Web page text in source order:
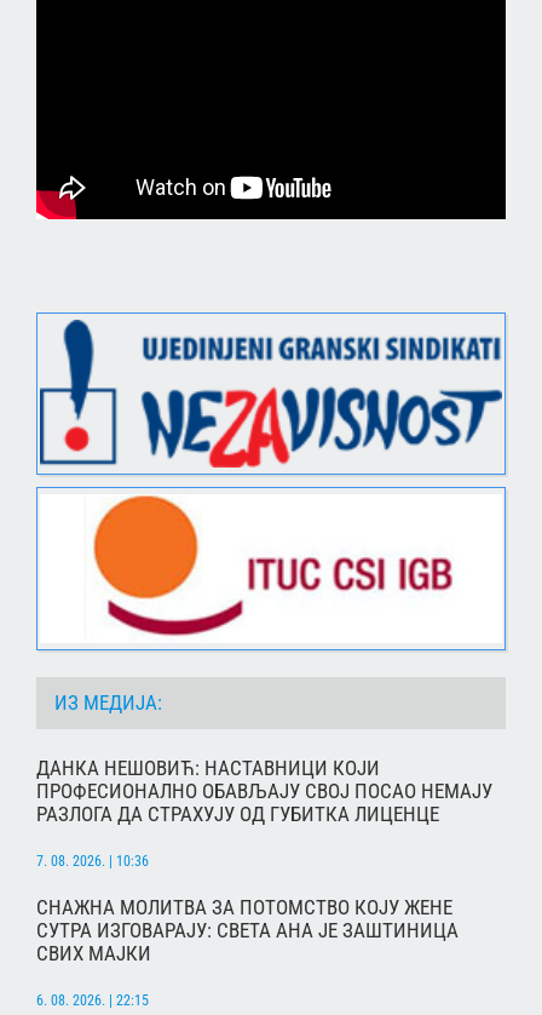
ИЗ МЕДИЈА:
ДАНКА НЕШОВИЋ: НАСТАВНИЦИ КОЈИ
ПРОФЕСИОНАЛНО ОБАВЉАЈУ СВОЈ ПОСАО НЕМАЈУ
РАЗЛОГА ДА СТРАХУЈУ ОД ГУБИТКА ЛИЦЕНЦЕ
7. 08. 2026. | 10:36
СНАЖНА МОЛИТВА ЗА ПОТОМСТВО КОЈУ ЖЕНЕ
СУТРА ИЗГОВАРАЈУ: СВЕТА АНА ЈЕ ЗАШТИНИЦА
СВИХ МАЈКИ
6. 08. 2026. | 22:15